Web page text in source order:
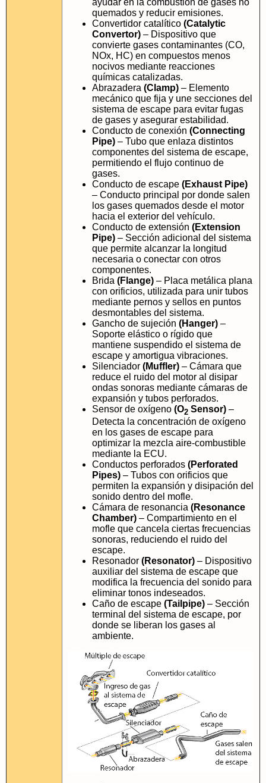
quemados y reducir emisiones.
Convertidor catalítico (Catalytic
Convertor) – Dispositivo que
convierte gases contaminantes (CO,
NOx, HC) en compuestos menos
nocivos mediante reacciones
químicas catalizadas.
Abrazadera (Clamp) – Elemento
mecánico que fija y une secciones del
sistema de escape para evitar fugas
de gases y asegurar estabilidad.
Conducto de conexión (Connecting
Pipe) – Tubo que enlaza distintos
componentes del sistema de escape,
permitiendo el flujo continuo de
gases.
Conducto de escape (Exhaust Pipe)
– Conducto principal por donde salen
los gases quemados desde el motor
hacia el exterior del vehículo.
Conducto de extensión (Extension
Pipe) – Sección adicional del sistema
que permite alcanzar la longitud
necesaria o conectar con otros
componentes.
Brida (Flange) – Placa metálica plana
con orificios, utilizada para unir tubos
mediante pernos y sellos en puntos
desmontables del sistema.
Gancho de sujeción (Hanger) –
Soporte elástico o rígido que
mantiene suspendido el sistema de
escape y amortigua vibraciones.
Silenciador (Muffler) – Cámara que
reduce el ruido del motor al disipar
ondas sonoras mediante cámaras de
expansión y tubos perforados.
Sensor de oxígeno (O2 Sensor) –
Detecta la concentración de oxígeno
en los gases de escape para
optimizar la mezcla aire-combustible
mediante la ECU.
Conductos perforados (Perforated
Pipes) – Tubos con orificios que
permiten la expansión y disipación del
sonido dentro del mofle.
Cámara de resonancia (Resonance
Chamber) – Compartimiento en el
mofle que cancela ciertas frecuencias
sonoras, reduciendo el ruido del
escape.
Resonador (Resonator) – Dispositivo
auxiliar del sistema de escape que
modifica la frecuencia del sonido para
eliminar tonos indeseados.
Caño de escape (Tailpipe) – Sección
terminal del sistema de escape, por
donde se liberan los gases al
ambiente.